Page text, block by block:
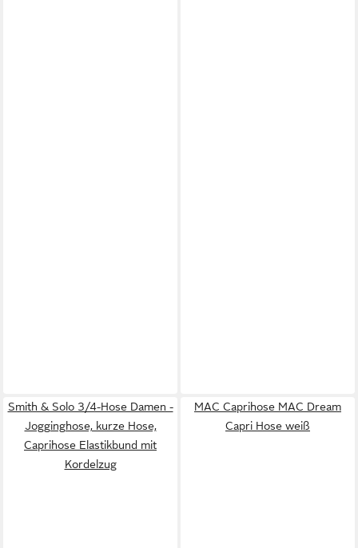
Smith & Solo 3/4-Hose Damen -
Jogginghose, kurze Hose,
Caprihose Elastikbund mit
Kordelzug
MAC Caprihose MAC Dream
Capri Hose weiß